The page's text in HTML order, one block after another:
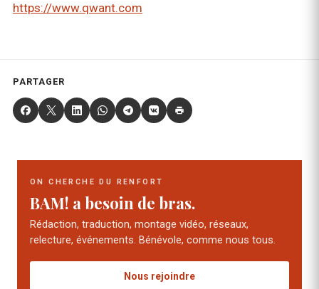
https://www.qwant.com
PARTAGER
ON CHERCHE DU RENFORT
BAM! a besoin de bras.
Rédaction, traduction, montage vidéo, réseaux,
relecture, événements. Bénévole, comme nous tous.
Nous rejoindre